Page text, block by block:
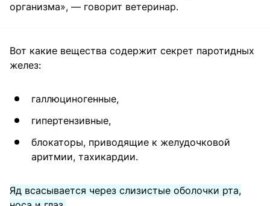
организма», — говорит ветеринар.
Вот какие вещества содержит секрет паротидных
желез:
галлюциногенные,
гипертензивные,
блокаторы, приводящие к желудочковой
аритмии, тахикардии.
Яд всасывается через слизистые оболочки рта,